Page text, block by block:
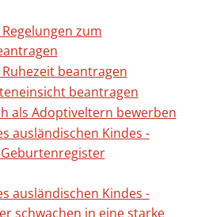
zum
beantragen
beantragen
als Adoptiveltern bewerben
ausländischen Kindes -
ausländischen Kindes -
schwachen in eine starke